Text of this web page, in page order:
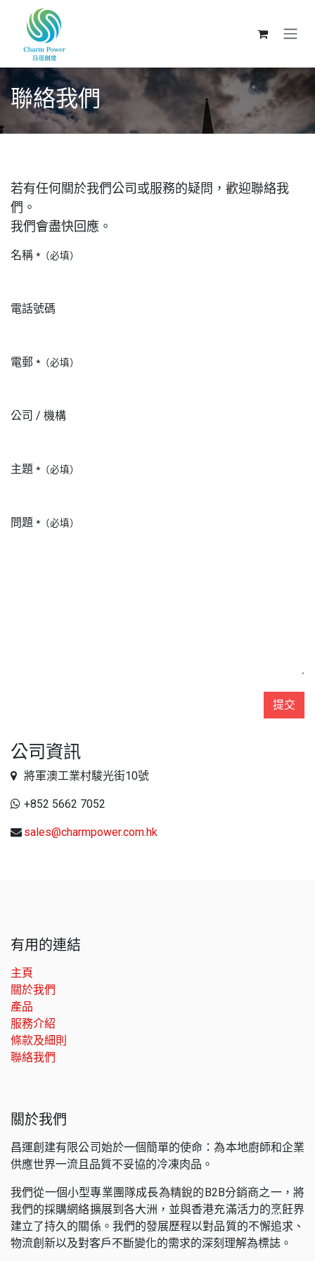
跳至內容
聯絡我們
若有任何關於我們公司或服務的疑問，歡迎聯絡我
們。
我們會盡快回應。
名稱 *（必填）
電話號碼
電郵 *（必填）
公司 / 機構
主題 *（必填）
問題 *（必填）
提交
公司資訊
​將軍澳工業村駿光街10號
+852 5662 7052
sales@charmpower.com.hk
有用的連結
主頁
關於我們
產品
服務介紹
條款及細則
聯絡我們
關於我們
昌運創建有限公司始於一個簡單的使命：為本地廚師和企業
供應世界一流且品質不妥協的冷凍肉品。
我們從一個小型專業團隊成長為精銳的B2B分銷商之一，將
我們的採購網絡擴展到各大洲，並與香港充滿活力的烹飪界
建立了持久的關係。我們的發展歷程以對品質的不懈追求、
物流創新以及對客戶不斷變化的需求的深刻理解為標誌。